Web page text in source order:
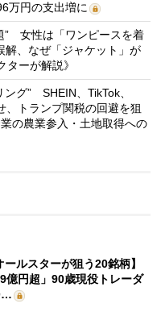
万円の支出増に
” 女性は「ワンピースを着
解、なぜ「ジャケット」が
ーが解説》
グ” SHEIN、TikTok、
トランプ関税の回避を狙
の農業参入・土地取得への
ールスターが狙う20銘柄】
億円超」90歳現役トレーダ